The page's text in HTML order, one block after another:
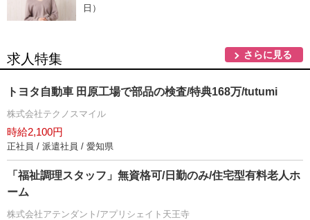
日）
求人特集 さらに見る
トヨタ自動車 田原工場で部品の検査/特典168万/tutumi
株式会社テクノスマイル
時給2,100円
正社員 / 派遣社員 / 愛知県
「福祉調理スタッフ」無資格可/日勤のみ/住宅型有料老人ホ
ーム
株式会社アテンダント/アプリシェイト天王寺